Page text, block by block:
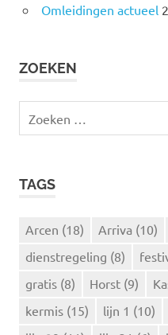
Omleidingen actueel
ZOEKEN
e
TAGS
Arcen (18) Arriva (10)
dienstregeling (8)
gratis (8) Horst (9)
kermis (15) lijn 1 (10)